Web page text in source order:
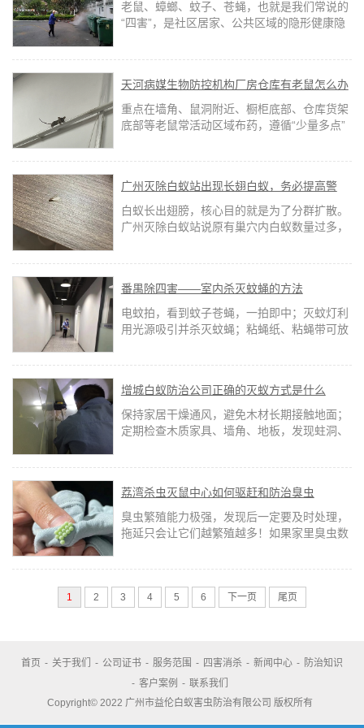
省心
老鼠、蟑螂、蚊子、苍蝇，也就是我们常说的
“四害”，是社区居家、公共区域的隐形健康隐
天河病媒生物防控机构厂房仓库有老鼠怎么办
重点在墙角、鼠洞附近、橱柜底部、仓库货架
底部等老鼠常活动区域布药，遵循“少量多点”
广州灭除白蚁站出现长翅白蚁，务必提高警
惕！
白蚁长出翅膀，核心目的就是为了分群扩散。
广州灭除白蚁站说原有巢穴内白蚁数量过多，
番禺除四害——室内杀灭蚊蝇的方法
电蚊拍，看到蚊子苍蝇，一拍即中；灭蚊灯利
用光源吸引并杀灭蚊蝇；粘蝇纸、粘蝇带可放
增城白蚁防治公司正确的灭蚁方式是什么
保持家居干燥通风，避免木材长期接触地面；
定期检查木质家具、墙角、地板，发现蛀洞、
荔湾杀虫灭鼠中心如何驱赶和防治臭虫
臭虫繁殖能力极强，发现后一定要及时处理，
拖延只会让它们越繁殖越多！如果家里臭虫数
1 2 3 4 5 6 下一页 尾页
首页 - 关于我们 - 公司证书 - 服务范围 - 四害消杀 - 新闻中心 - 防治知识
- 客户案例 - 联系我们
Copyright© 2022 广州市益伦白蚁害虫防治有限公司 版权所有